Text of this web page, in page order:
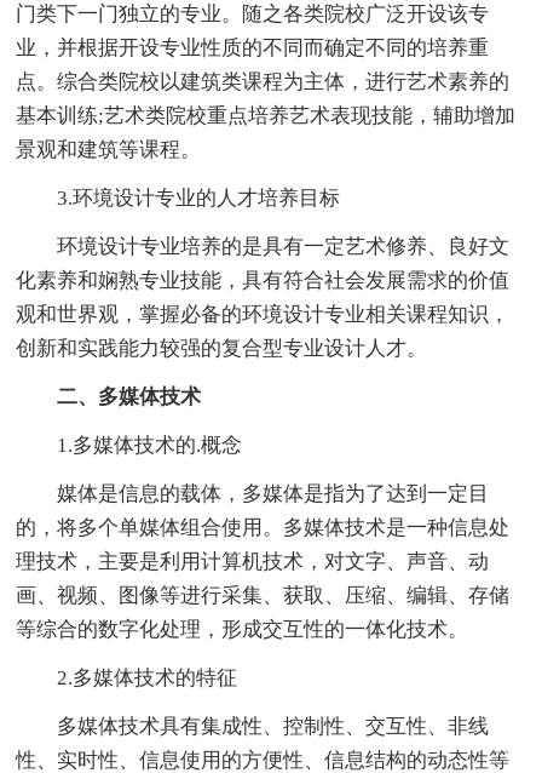
门类下一门独立的专业。随之各类院校广泛开设该专
业，并根据开设专业性质的不同而确定不同的培养重
点。综合类院校以建筑类课程为主体，进行艺术素养的
基本训练;艺术类院校重点培养艺术表现技能，辅助增加
景观和建筑等课程。
3.环境设计专业的人才培养目标
环境设计专业培养的是具有一定艺术修养、良好文
化素养和娴熟专业技能，具有符合社会发展需求的价值
观和世界观，掌握必备的环境设计专业相关课程知识，
创新和实践能力较强的复合型专业设计人才。
二、多媒体技术
1.多媒体技术的.概念
媒体是信息的载体，多媒体是指为了达到一定目
的，将多个单媒体组合使用。多媒体技术是一种信息处
理技术，主要是利用计算机技术，对文字、声音、动
画、视频、图像等进行采集、获取、压缩、编辑、存储
等综合的数字化处理，形成交互性的一体化技术。
2.多媒体技术的特征
多媒体技术具有集成性、控制性、交互性、非线
性、实时性、信息使用的方便性、信息结构的动态性等